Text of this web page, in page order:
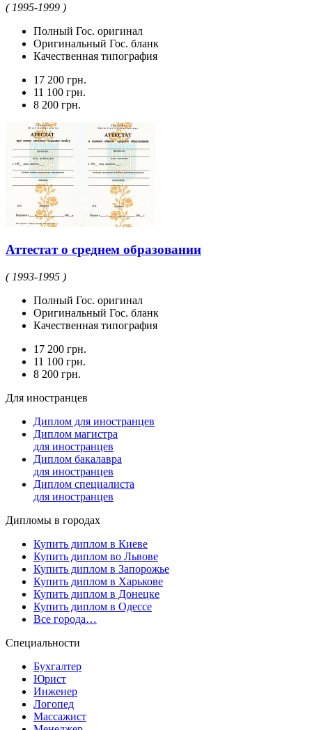
( 1995-1999 )
Полный Гос. оригинал
Оригинальный Гос. бланк
Качественная типография
17 200 грн.
11 100 грн.
8 200 грн.
Аттестат о среднем образовании
( 1993-1995 )
Полный Гос. оригинал
Оригинальный Гос. бланк
Качественная типография
17 200 грн.
11 100 грн.
8 200 грн.
Для иностранцев
Диплом для иностранцев
Диплом магистра
для иностранцев
Диплом бакалавра
для иностранцев
Диплом специалиста
для иностранцев
Дипломы в городах
Купить диплом в Киеве
Купить диплом во Львове
Купить диплом в Запорожье
Купить диплом в Харькове
Купить диплом в Донецке
Купить диплом в Одессе
Все города…
Специальности
Бухгалтер
Юрист
Инженер
Логопед
Массажист